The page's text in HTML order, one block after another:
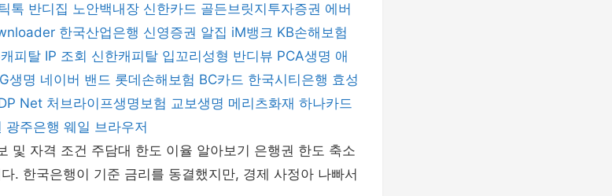
틱톡 반디집 노안백내장 신한카드 골든브릿지투자증권 에버
한국산업은행 신영증권 알집 iM뱅크 KB손해보험
피탈 IP 조회 신한캐피탈 입꼬리성형 반디뷰 PCA생명 애
생명 네이버 밴드 롯데손해보험 BC카드 한국시티은행 효성
Net 처브라이프생명보험 교보생명 메리츠화재 하나카드
광주은행 웨일 브라우저
및 자격 조건 주담대 한도 이율 알아보기 은행권 한도 축소
. 한국은행이 기준 금리를 동결했지만, 경제 사정아 나빠서